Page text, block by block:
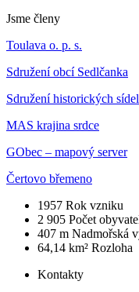
Jsme členy
Toulava o. p. s.
Sdružení obcí Sedlčanka
Sdružení historických
MAS krajina srdce
GObec – mapový server
Čertovo břemeno
1957 Rok vzniku
2 905 Počet
407 m Nadmořská
64,14 km² Rozloha
Kontakty